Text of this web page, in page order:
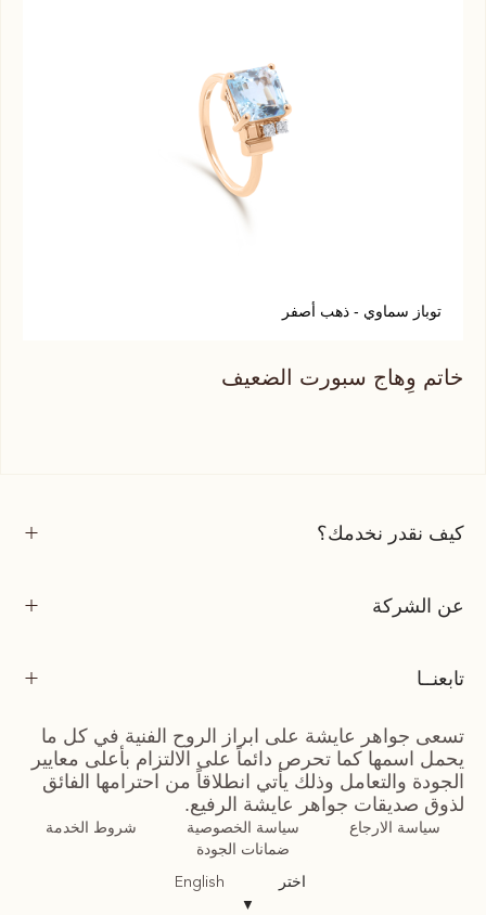
توباز سماوي - ذهب أصفر
خاتم وِهاج سبورت الضعيف
كيف نقدر نخدمك؟
عن الشركة
تابعنــا
تسعى جواهر عايشة على ابراز الروح الفنية في كل ما
يحمل اسمها كما تحرص دائماً على الالتزام بأعلى معايير
الجودة والتعامل وذلك يأتي انطلاقاً من احترامها الفائق
لذوق صديقات جواهر عايشة الرفيع.
سياسة الارجاع سياسة الخصوصية
شروط الخدمة
ضمانات الجودة
اختر
▼
English